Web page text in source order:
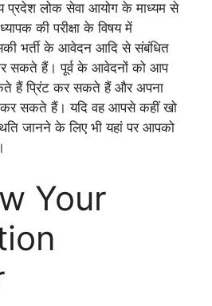
प्रदेश लोक सेवा आयोग के माध्यम से
की परीक्षा के विषय में
भर्ती के आवेदन आदि से संबंधित
कर सकते हैं। पूर्व के आवेदनों को आप
हैं प्रिंट कर सकते हैं और अपना
कर सकते हैं। यदि वह आपसे कहीं खो
जानने के लिए भी यहां पर आपको
Your